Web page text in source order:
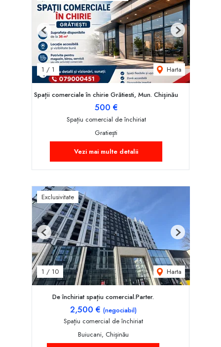
1 / 1 Harta
Previous Next
Spații comerciale în chirie Grătiesti, Mun. Chișinău
500 €
Spațiu comercial de închiriat
Gratiești
Vezi mai multe detalii
Exclusivitate
1 / 10 Harta
Previous Next
De închiriat spațiu comercial.Parter.
2,500 € (negociabil)
Spațiu comercial de închiriat
Buiucani, Chișinău